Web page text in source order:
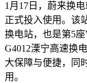
1月17日，蔚来换
正式投入使用。该
换电站，也是第5
G4012溧宁高速换
大保障与便捷，同
用。